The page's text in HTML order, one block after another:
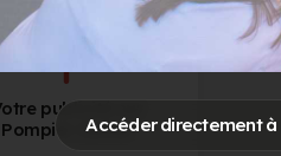
Accéder directement à
publicité sur
Pompier Center